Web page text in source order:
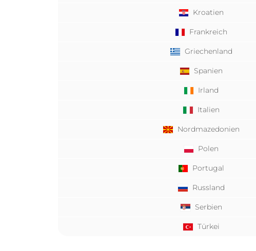
Kroatien
Frankreich
Griechenland
Spanien
Irland
Italien
Nordmazedonien
Polen
Portugal
Russland
Serbien
Türkei